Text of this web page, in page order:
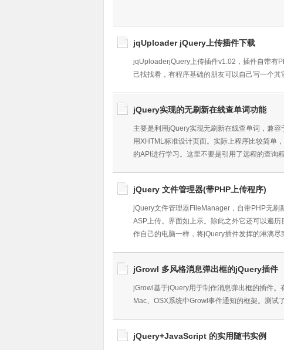
jqUploader jQuery上传插件下载
jqUploaderjQuery上传插件v1.02，插件自带有
己找找看，有程序基础的朋友可以自己写一个其
jQuery实现的无刷新在线查单词功能
主要是利用jQuery实现无刷新在线查单词，兼
用XHTML标准设计页面。实际上程序比较简单
的API进行学习。这里不要是引用了远程的查询程
jQuery 文件管理器(带PHP上传程序)
jQuery文件管理器FileManager，自带PHP无刷
ASP上传。界面如上示。除此之外它还可以遍
作自己的电脑一样，将jQuery插件发挥的淋漓尽
jGrowl 多风格消息弹出框的jQuery插件
jGrowl基于jQuery用于制作消息弹出框的插件
Mac、OSX系统中Growl事件通知的框架。测试
jQuery+JavaScript 的实用随书实例